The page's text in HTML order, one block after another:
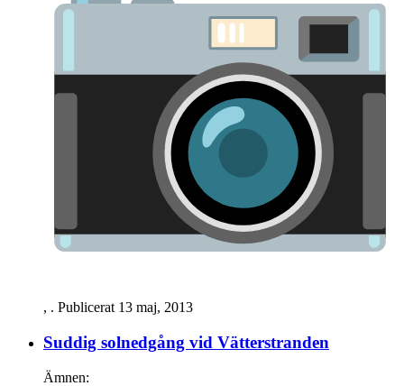
, . Publicerat 13 maj, 2013
Suddig solnedgång vid Vätterstranden
Ämnen: